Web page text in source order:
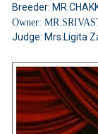
Breeder:
Owner:
Judge: Mrs.Ligita